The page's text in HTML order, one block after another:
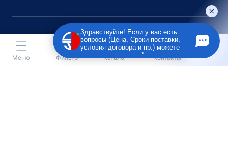
Материалы данного сайта являются публичной офертой
только на услугу сопровождения Агентом приобретения
транспортного средства Клиентом.
Меню Фильтр Каталог Контакты
Здравствуйте! Если у вас есть
вопросы (Цена, Сроки поставки,
условия договора и пр.) можете
задать их мне в чат!